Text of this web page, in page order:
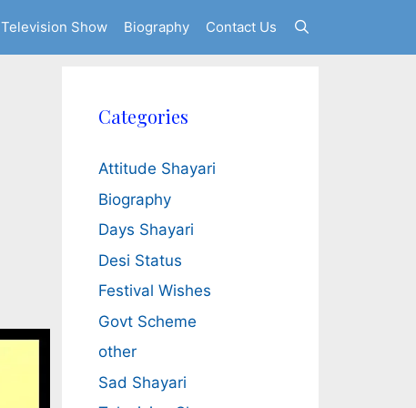
Television Show Biography Contact Us
Categories
Attitude Shayari
Biography
Days Shayari
Desi Status
Festival Wishes
Govt Scheme
other
Sad Shayari